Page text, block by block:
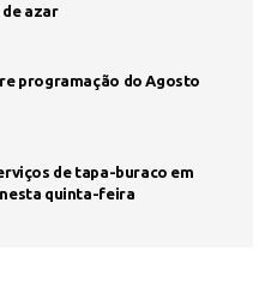
azar
programação do Agosto
de tapa-buraco em
nesta quinta-feira